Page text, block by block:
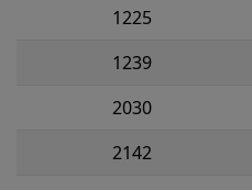
1225
1239
2030
2142